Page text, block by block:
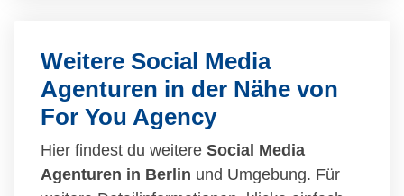
Weitere Social Media
Agenturen in der Nähe von
For You Agency
Hier findest du weitere Social Media
Agenturen in Berlin und Umgebung. Für